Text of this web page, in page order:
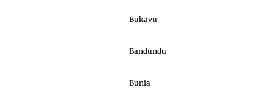
Bukavu
Bandundu
Bunia